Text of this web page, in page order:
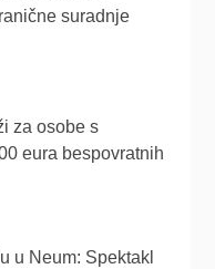
suradnje
za osobe s
eura bespovratnih
u Neum: Spektakl